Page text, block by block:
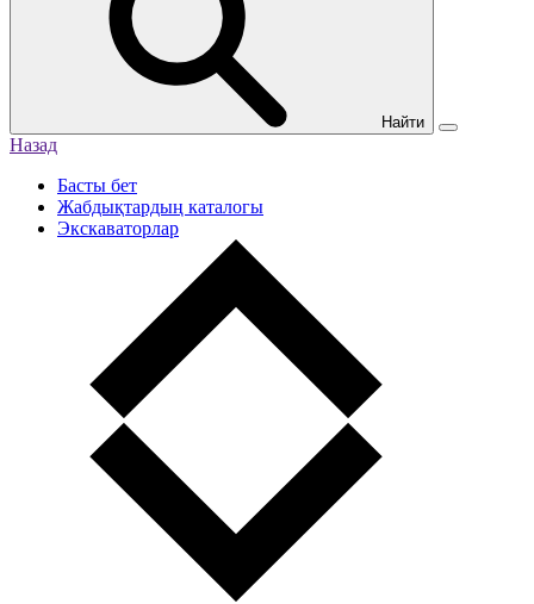
Найти
Назад
Басты бет
Жабдықтардың каталогы
Экскаваторлар